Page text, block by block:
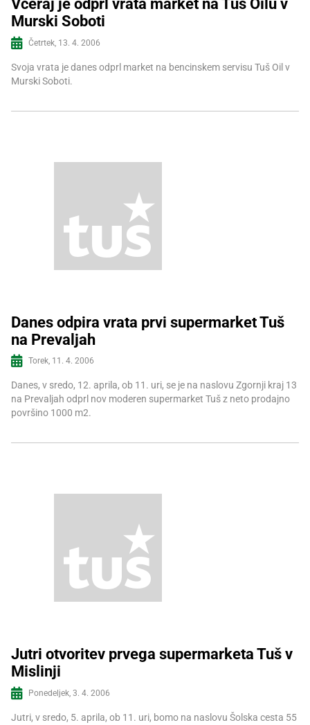
Včeraj je odprl vrata market na Tuš Oilu v
Murski Soboti
Četrtek, 13. 4. 2006
Svoja vrata je danes odprl market na bencinskem servisu Tuš Oil v
Murski Soboti.
Danes odpira vrata prvi supermarket Tuš
na Prevaljah
Torek, 11. 4. 2006
Danes, v sredo, 12. aprila, ob 11. uri, se je na naslovu Zgornji kraj 13
na Prevaljah odprl nov moderen supermarket Tuš z neto prodajno
površino 1000 m2.
Jutri otvoritev prvega supermarketa Tuš v
Mislinji
Ponedeljek, 3. 4. 2006
Jutri, v sredo, 5. aprila, ob 11. uri, bomo na naslovu Šolska cesta 55